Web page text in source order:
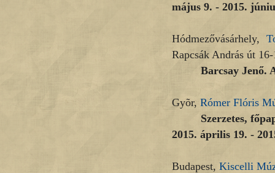
május 9. - 2015.
Hódmezővásárhely,
Rapcsák András út
Barcsay Jenő.
Gyõr, Rómer Flóris
Szerzetes,
2015. április 19. -
Budapest, Kiscelli